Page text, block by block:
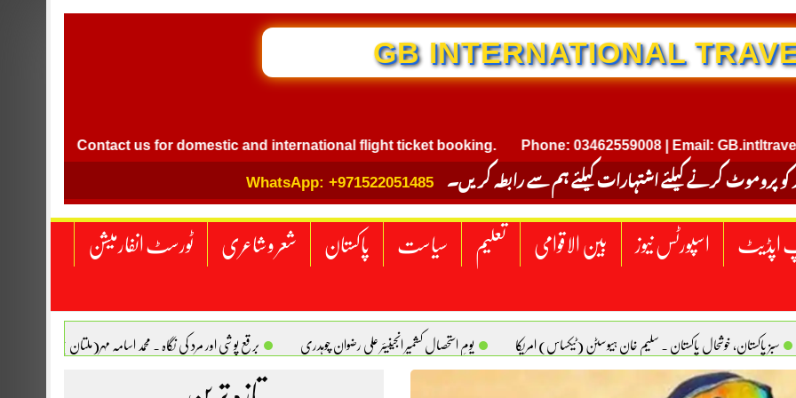
GB INTERNATIONAL TRAVEL
Contact us for domestic and international flight ticket booking. Phone: 03462559008 | Email:
کو پروموٹ کرنے کیلئے اشتہارات کیلئے ہم سے رابطہ کریں۔ WhatsApp: +971522051485
اپڈیٹ اسپورٹس نیوز بین الاقوامی تعلیم سیاست پاکستان شعر و شاعری ٹورسٹ انفارمیشن
سبز پاکستان، خوشحال پاکستان . سلیم خان ہیوسٹن (ٹیکساس) امریکا یومِ استحصالِ کشمیر انجینیئر علی رضوان چوہدری برقع پوشی اور مرد کی نگاہ . محمد اسامہ مہر(ملتان )
کی اصل پہچان. یاسر دانیال صابری